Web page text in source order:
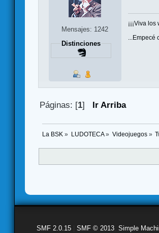
Mensajes: 1242
Distinciones
¡¡¡Viva
Páginas: [1] Ir Arriba
La BSK » LUDOTECA» Videojuegos»
SMF 2.0.15 SMF © 2013 Simple